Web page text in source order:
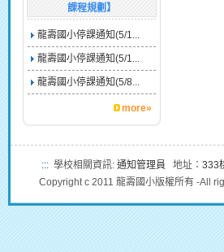
課程規劃】
龍壽國小停課通知(5/1...
龍壽國小停課通知(5/1...
龍壽國小停課通知(5/8...
more»
::: 學校相關資訊: 通知管理員 地址： 333
Copyright c 2011 龍壽國小版權所有 -All